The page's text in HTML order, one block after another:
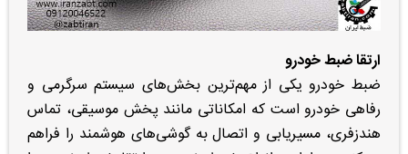
ارتقا ضبط خودرو
ضبط خودرو یکی از مهم‌ترین بخش‌های سیستم سرگرمی و
رفاهی خودرو است که امکاناتی مانند پخش موسیقی، تماس
هندزفری، مسیریابی و اتصال به گوشی‌های هوشمند را فراهم